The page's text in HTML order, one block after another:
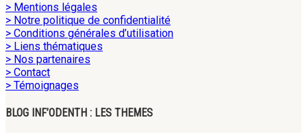
> Mentions légales
> Notre politique de confidentialité
> Conditions générales d’utilisation
> Liens thématiques
> Nos partenaires
> Contact
> Témoignages
BLOG INF’ODENTH : LES THEMES